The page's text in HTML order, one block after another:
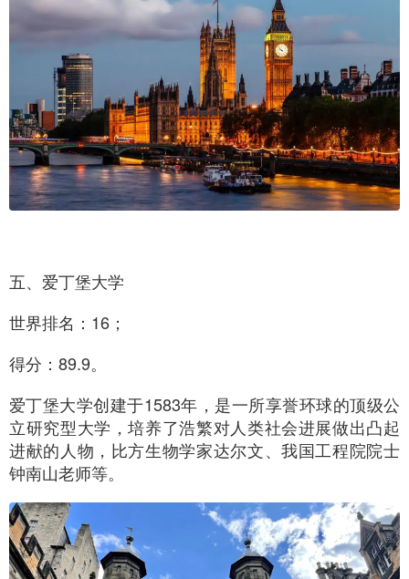
五、爱丁堡大学
世界排名：16；
得分：89.9。
爱丁堡大学创建于1583年，是一所享誉环球的顶级公
立研究型大学，培养了浩繁对人类社会进展做出凸起
进献的人物，比方生物学家达尔文、我国工程院院士
钟南山老师等。